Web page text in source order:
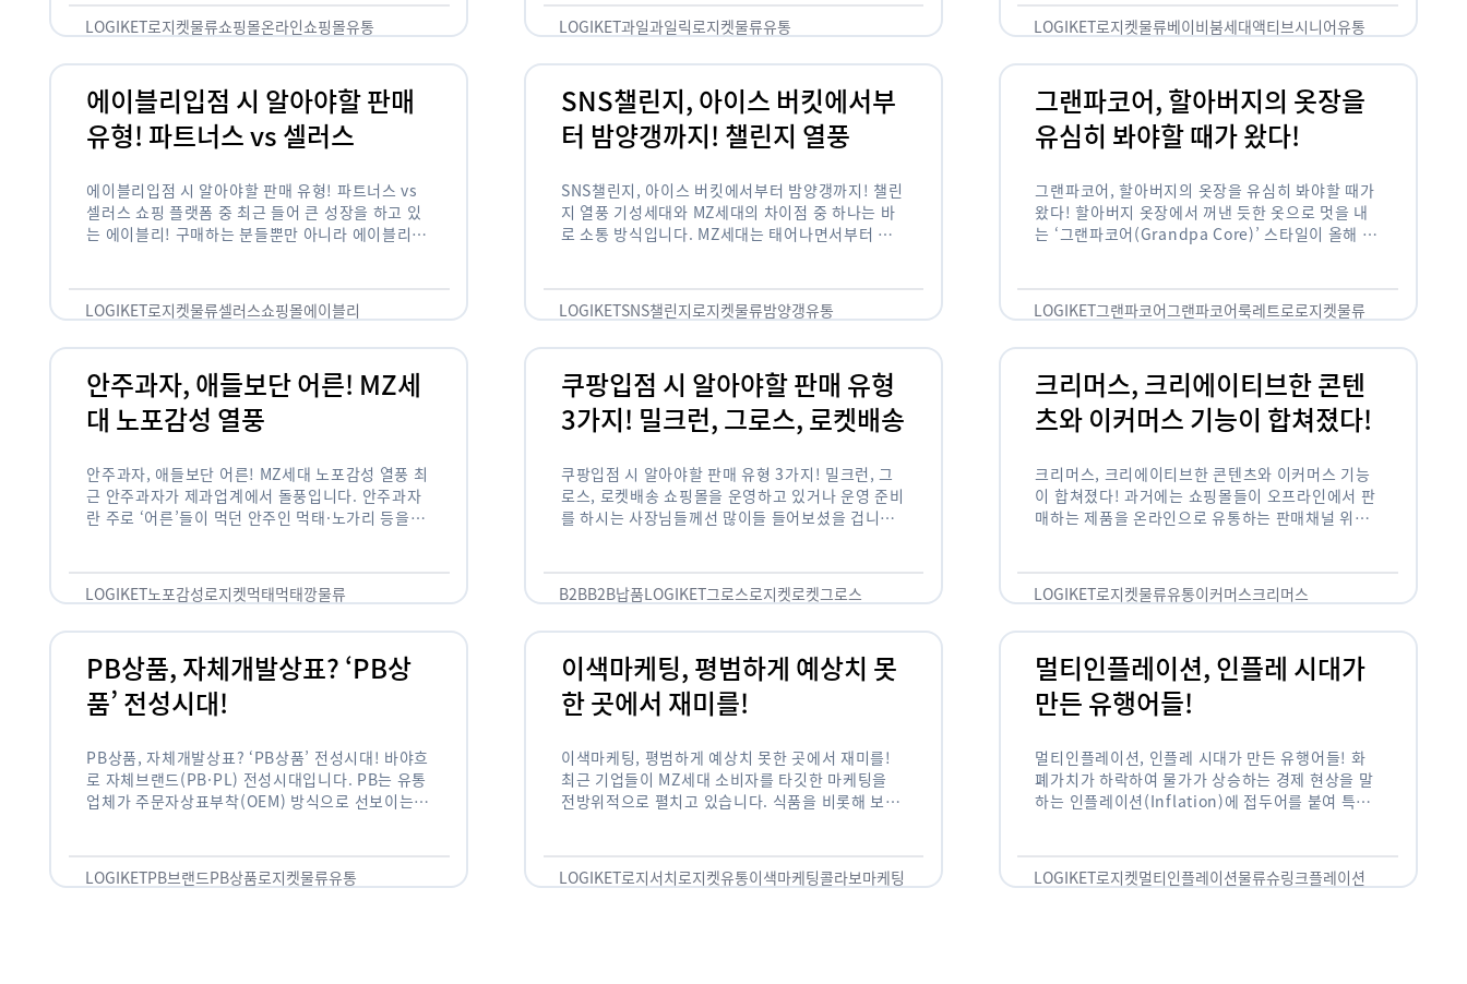
LOGIKET로지켓물류쇼핑몰온라인쇼핑몰유통
…
LOGIKET과일과일릭로지켓물류유통
오고 있습니다. 하지만 사회가 늙어가는 …
LOGIKET로지켓물류베이비붐세대액티브시니어유통
에이블리입점 시 알아야할 판매
유형! 파트너스 vs 셀러스
에이블리입점 시 알아야할 판매 유형! 파트너스 vs
셀러스 쇼핑 플랫폼 중 최근 들어 큰 성장을 하고 있
는 에이블리! 구매하는 분들뿐만 아니라 에이블리에
LOGIKET로지켓물류셀러스쇼핑몰에이블리
SNS챌린지, 아이스 버킷에서부
터 밤양갱까지! 챌린지 열풍
SNS챌린지, 아이스 버킷에서부터 밤양갱까지! 챌린
지 열풍 기성세대와 MZ세대의 차이점 중 하나는 바
로 소통 방식입니다. MZ세대는 태어나면서부터 디
도 능숙한 …
LOGIKETSNS챌린지로지켓물류밤양갱유통
그랜파코어, 할아버지의 옷장을
유심히 봐야할 때가 왔다!
그랜파코어, 할아버지의 옷장을 유심히 봐야할 때가
왔다! 할아버지 옷장에서 꺼낸 듯한 옷으로 멋을 내
는 ‘그랜파코어(Grandpa Core)’ 스타일이 올해 패
을 …
LOGIKET그랜파코어그랜파코어룩레트로로지켓물류
안주과자, 애들보단 어른! MZ세
대 노포감성 열풍
안주과자, 애들보단 어른! MZ세대 노포감성 열풍 최
근 안주과자가 제과업계에서 돌풍입니다. 안주과자
란 주로 ‘어른’들이 먹던 안주인 먹태·노가리 등을
LOGIKET노포감성로지켓먹태먹태깡물류
쿠팡입점 시 알아야할 판매 유형
3가지! 밀크런, 그로스, 로켓배송
쿠팡입점 시 알아야할 판매 유형 3가지! 밀크런, 그
로스, 로켓배송 쇼핑몰을 운영하고 있거나 운영 준비
를 하시는 사장님들께선 많이들 들어보셨을 겁니다.
B2BB2B납품LOGIKET그로스로지켓로켓그로스
크리머스, 크리에이티브한 콘텐
츠와 이커머스 기능이 합쳐졌다!
크리머스, 크리에이티브한 콘텐츠와 이커머스 기능
이 합쳐졌다! 과거에는 쇼핑몰들이 오프라인에서 판
매하는 제품을 온라인으로 유통하는 판매채널 위주
는 콘텐츠 기반의 …
LOGIKET로지켓물류유통이커머스크리머스
PB상품, 자체개발상표? ‘PB상
품’ 전성시대!
PB상품, 자체개발상표? ‘PB상품’ 전성시대! 바야흐
로 자체브랜드(PB·PL) 전성시대입니다. PB는 유통
업체가 주문자상표부착(OEM) 방식으로 선보이는
물가 시대와 맞물려 …
LOGIKETPB브랜드PB상품로지켓물류유통
이색마케팅, 평범하게 예상치 못
한 곳에서 재미를!
이색마케팅, 평범하게 예상치 못한 곳에서 재미를!
최근 기업들이 MZ세대 소비자를 타깃한 마케팅을
전방위적으로 펼치고 있습니다. 식품을 비롯해 보수
…
LOGIKET로지서치로지켓유통이색마케팅콜라보마케팅
멀티인플레이션, 인플레 시대가
만든 유행어들!
멀티인플레이션, 인플레 시대가 만든 유행어들! 화
폐가치가 하락하여 물가가 상승하는 경제 현상을 말
하는 인플레이션(Inflation)에 접두어를 붙여 특정
링크플레이션, 그리드플레이션 등등. …
LOGIKET로지켓멀티인플레이션물류슈링크플레이션